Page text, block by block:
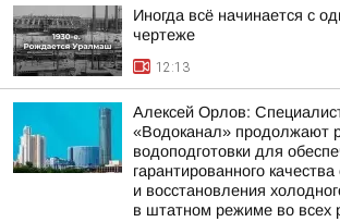
Иногда всё начинается с
чертеже
12:13
Алексей Орлов:
«Водоканал» продолжают
водоподготовки для
гарантированного
и восстановления
в штатном режиме во всех